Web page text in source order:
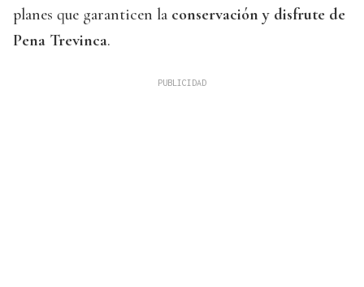
planes que garanticen la conservación y disfrute de
Pena Trevinca.